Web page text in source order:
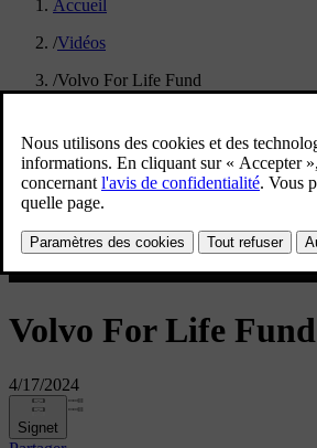
Accueil
/Vidéos
/Volvo For Life Fund
Volvo For Life Fund
4/17/2024
Signet